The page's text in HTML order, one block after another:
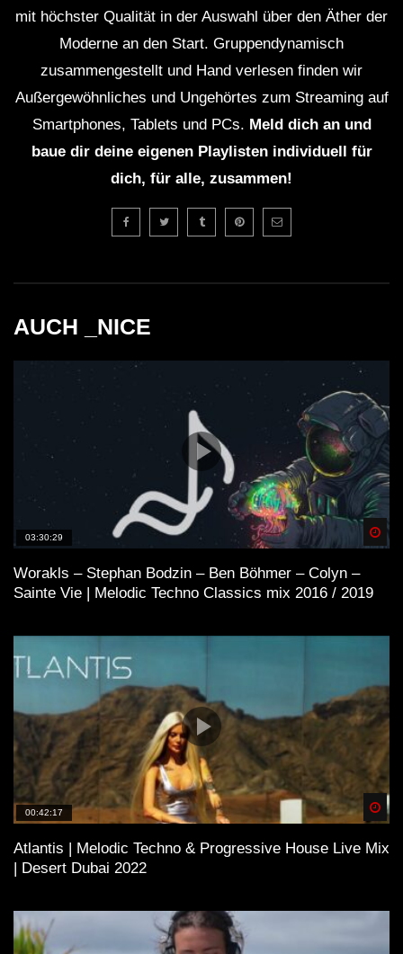
mit höchster Qualität in der Auswahl über den Äther der
Moderne an den Start. Gruppendynamisch
zusammengestellt und Hand verlesen finden wir
Außergewöhnliches und Ungehörtes zum Streaming auf
Smartphones, Tablets und PCs. Meld dich an und
baue dir deine eigenen Playlisten individuell für
dich, für alle, zusammen!
AUCH _NICE
03:30:29
Worakls – Stephan Bodzin – Ben Böhmer – Colyn –
Sainte Vie | Melodic Techno Classics mix 2016 / 2019
00:42:17
Atlantis | Melodic Techno & Progressive House Live Mix
| Desert Dubai 2022